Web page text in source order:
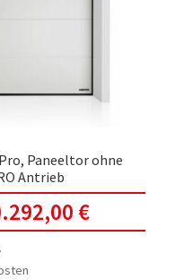
Paneeltor ohne
Antrieb
€